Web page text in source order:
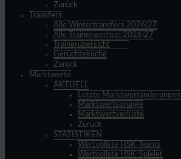
Zurück
Transfers
Alle Wintertransfers 2026|27
Alle Trainerwechsel 2026|27
Trainerübersicht
Gerüchteküche
Zurück
Marktwerte
AKTUELL
Letzte Marktwertänderungen
Marktwertsprünge
Marktwertverluste
Zurück
STATISTIKEN
Wertvollste HSK-Teams
Wertvollste HSK-Spieler